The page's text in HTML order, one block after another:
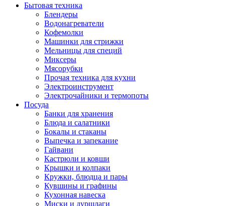
Бытовая техника
Блендеры
Водонагреватели
Кофемолки
Машинки для стрижки
Мельницы для специй
Миксеры
Мясорубки
Прочая техника для кухни
Электроинструмент
Электрочайники и термопоты
Посуда
Банки для хранения
Блюда и салатники
Бокалы и стаканы
Выпечка и запекание
Гайвани
Кастрюли и ковши
Крышки и колпаки
Кружки, блюдца и пары
Кувшины и графины
Кухонная навеска
Миски и дуршлаги